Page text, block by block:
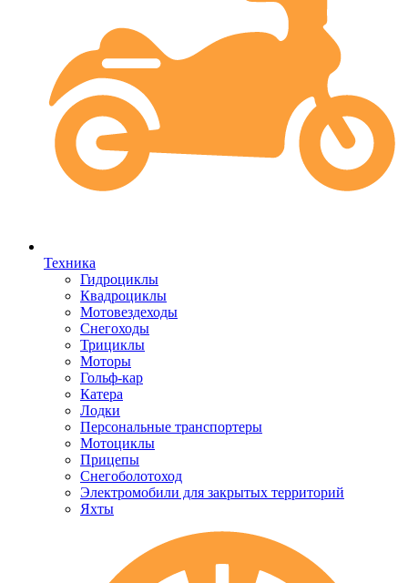
Техника
Гидроциклы
Квадроциклы
Мотовездеходы
Снегоходы
Трициклы
Моторы
Гольф-кар
Катера
Лодки
Персональные транспортеры
Мотоциклы
Прицепы
Снегоболотоход
Электромобили для закрытых территорий
Яхты